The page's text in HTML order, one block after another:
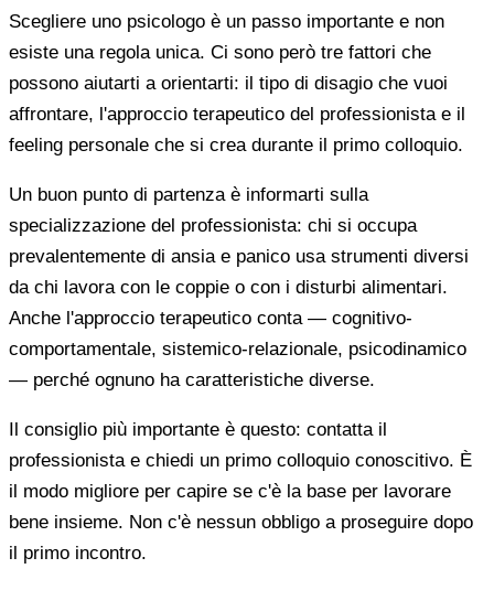
Scegliere uno psicologo è un passo importante e non
esiste una regola unica. Ci sono però tre fattori che
possono aiutarti a orientarti: il tipo di disagio che vuoi
affrontare, l'approccio terapeutico del professionista e il
feeling personale che si crea durante il primo colloquio.
Un buon punto di partenza è informarti sulla
specializzazione del professionista: chi si occupa
prevalentemente di ansia e panico usa strumenti diversi
da chi lavora con le coppie o con i disturbi alimentari.
Anche l'approccio terapeutico conta — cognitivo-
comportamentale, sistemico-relazionale, psicodinamico
— perché ognuno ha caratteristiche diverse.
Il consiglio più importante è questo: contatta il
professionista e chiedi un primo colloquio conoscitivo. È
il modo migliore per capire se c'è la base per lavorare
bene insieme. Non c'è nessun obbligo a proseguire dopo
il primo incontro.